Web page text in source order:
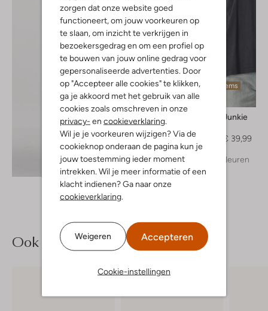
zorgen dat onze website goed
functioneert, om jouw voorkeuren op
te slaan, om inzicht te verkrijgen in
bezoekersgedrag en om een profiel op
te bouwen van jouw online gedrag voor
gepersonaliseerde advertenties. Door
op "Accepteer alle cookies" te klikken,
ga je akkoord met het gebruik van alle
cookies zoals omschreven in onze
privacy- en cookieverklaring
Wil je je voorkeuren wijzigen? Via de
cookieknop onderaan de pagina kun je
jouw toestemming ieder moment
intrekken. Wil je meer informatie of een
klacht indienen? Ga naar onze
cookieverklaring
Weigeren Accepteren
Cookie-instellingen
Ontdek de look
Laatste items
-20%
Catwalk Junkie
€ 49,99
€ 39,99
+ meer kleuren
Ook iets voor jou?